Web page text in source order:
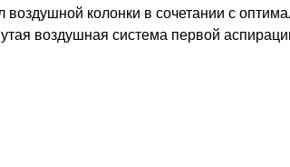
колонки в сочетании с
воздушная система первой